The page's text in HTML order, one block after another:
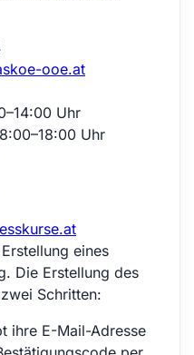
ooe.at
Uhr
Uhr
eines
Die Erstellung des
Schritten:
ihre E-Mail-Adresse